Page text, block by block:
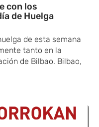
con los
de Huelga
de esta semana
tanto en la
de Bilbao. Bilbao,